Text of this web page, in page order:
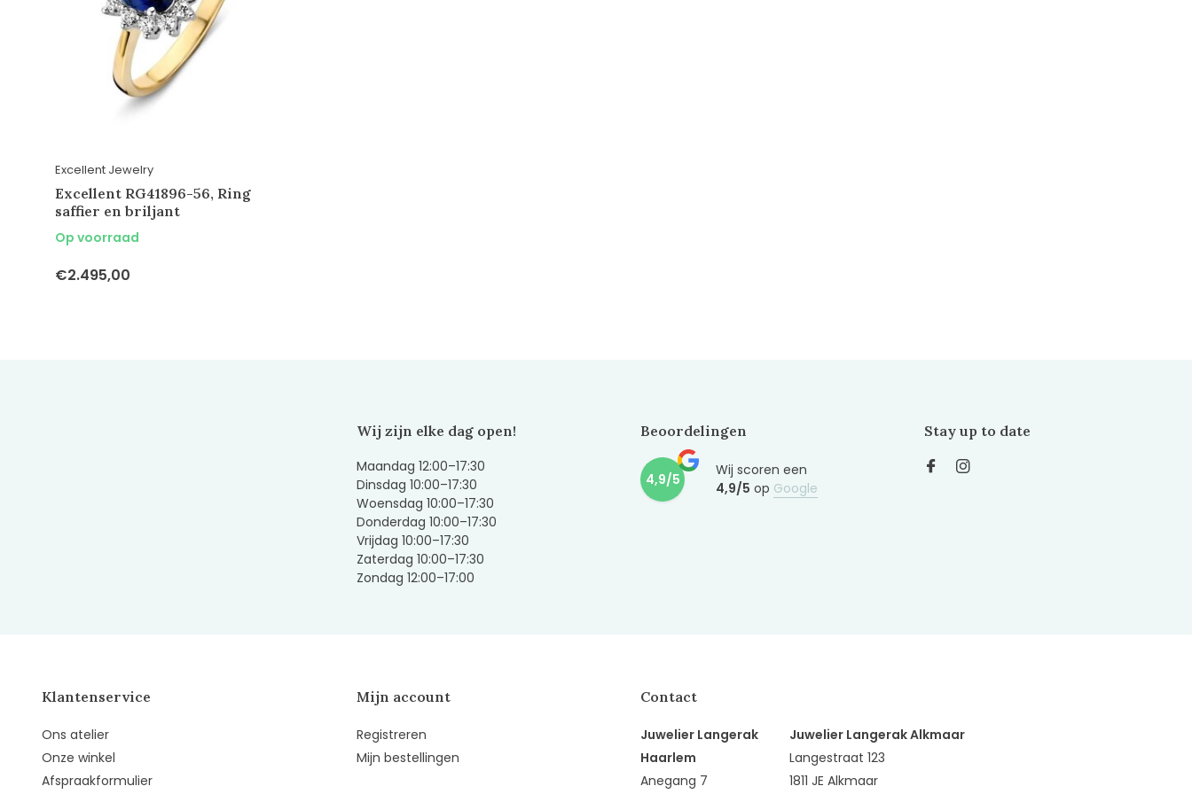
Excellent Jewelry
Excellent RG41896-56, Ring
saffier en briljant
Op voorraad
€2.495,00
Wij zijn elke dag open!
Maandag 12:00–17:30
Dinsdag 10:00–17:30
Woensdag 10:00–17:30
Donderdag 10:00–17:30
Vrijdag 10:00–17:30
Zaterdag 10:00–17:30
Zondag 12:00–17:00
Beoordelingen
4,9/5
Wij scoren een
4,9/5 op Google
Stay up to date
Klantenservice
Ons atelier
Onze winkel
Afspraakformulier
Mijn account
Registreren
Mijn bestellingen
Contact
Juwelier Langerak
Haarlem
Anegang 7
Juwelier Langerak Alkmaar
Langestraat 123
1811 JE Alkmaar